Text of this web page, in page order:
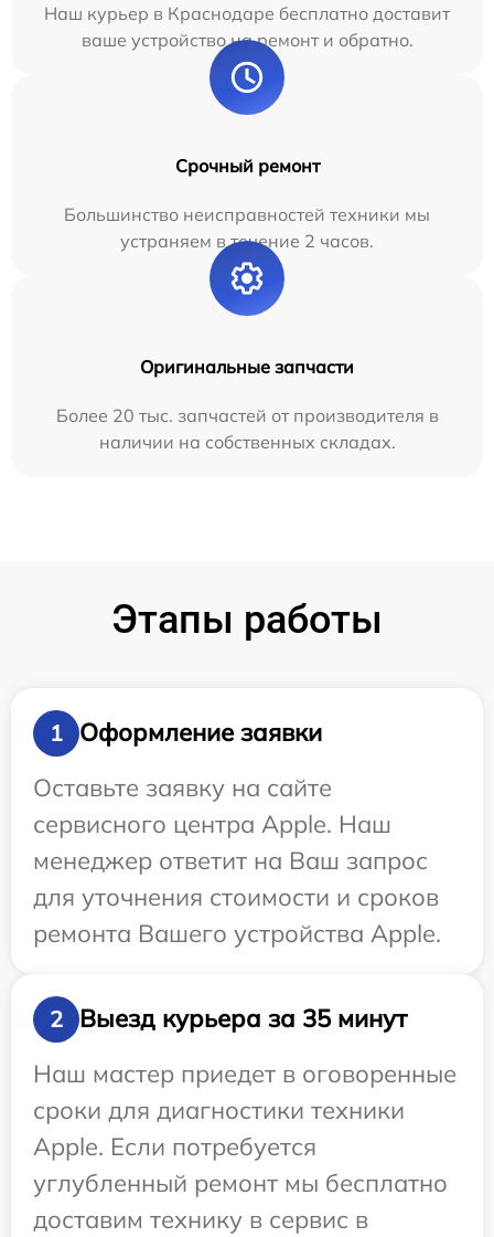
Наш курьер в Краснодаре бесплатно доставит
ваше устройство на ремонт и обратно.
Срочный ремонт
Большинство неисправностей техники мы
устраняем в течение 2 часов.
Оригинальные запчасти
Более 20 тыс. запчастей от производителя в
наличии на собственных складах.
Этапы работы
1
Оформление заявки
Оставьте заявку на сайте
сервисного центра Apple. Наш
менеджер ответит на Ваш запрос
для уточнения стоимости и сроков
ремонта Вашего устройства Apple.
2
Выезд курьера за 35 минут
Наш мастер приедет в оговоренные
сроки для диагностики техники
Apple. Если потребуется
углубленный ремонт мы бесплатно
доставим технику в сервис в